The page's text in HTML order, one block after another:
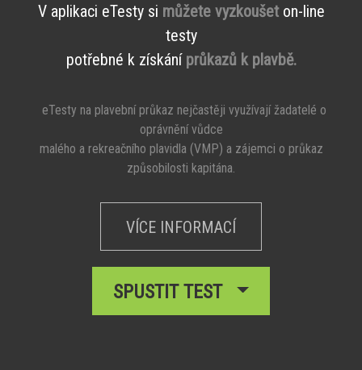
V aplikaci eTesty si můžete vyzkoušeton-line
testy
potřebné k získání průkazů k plavbě.
eTesty na plavební průkaz nejčastěji využívají žadatelé o
oprávnění vůdce
malého a rekreačního plavidla (VMP) a zájemci o průkaz
způsobilosti kapitána.
VÍCE INFORMACÍ
SPUSTIT TEST